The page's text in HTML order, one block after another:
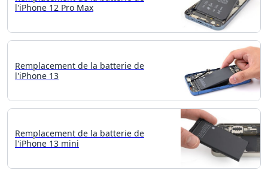
l'iPhone 12 Pro Max
Remplacement de la batterie de
l'iPhone 13
Remplacement de la batterie de
l'iPhone 13 mini